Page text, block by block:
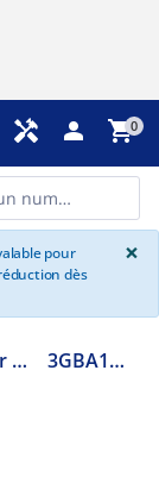
handyman person shopping_cart0
pour
dès
×
Moteur électrique 3GBA182420ADF